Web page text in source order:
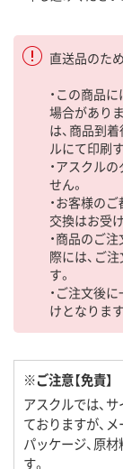
直送品のた
・この商品
場合があり
は、商品到
ルにて印刷
・アスクル
せん。
・お客様の
交換はお受
・商品のご
際には、ご
す。
・ご注文後
けとなります
※ご注意【免責】
アスクルでは、
ておりますが、メ
パッケージ、原
す。